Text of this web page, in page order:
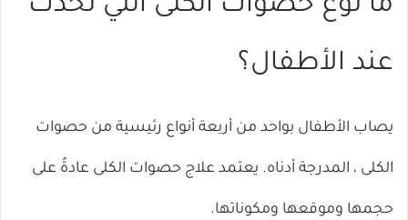
ما نوع حصوات الكلى التي تحدث
عند الأطفال؟
يصاب الأطفال بواحد من أربعة أنواع رئيسية من حصوات
الكلى ، المدرجة أدناه. يعتمد علاج حصوات الكلى عادةً على
حجمها وموقعها ومكوناتها.